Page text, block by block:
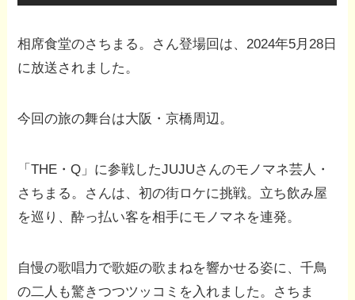
相席食堂のさちまる。さん登場回は、2024年5月28日
に放送されました。
今回の旅の舞台は大阪・京橋周辺。
「THE・Q」に参戦したJUJUさんのモノマネ芸人・
さちまる。さんは、初の街ロケに挑戦。立ち飲み屋
を巡り、酔っ払い客を相手にモノマネを連発。
自慢の歌唱力で歌姫の歌まねを響かせる姿に、千鳥
の二人も驚きつつツッコミを入れました。さちま